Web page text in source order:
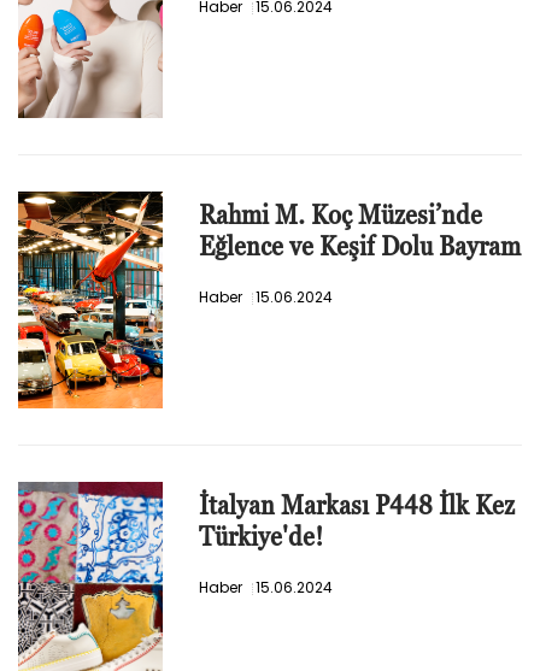
Haber 15.06.2024
Rahmi M. Koç Müzesi’nde
Eğlence ve Keşif Dolu Bayram
Haber 15.06.2024
İtalyan Markası P448 İlk Kez
Türkiye'de!
Haber 15.06.2024